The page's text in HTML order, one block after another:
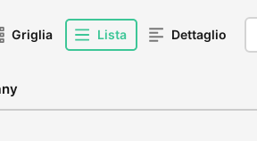
Griglia Lista Dettaglio